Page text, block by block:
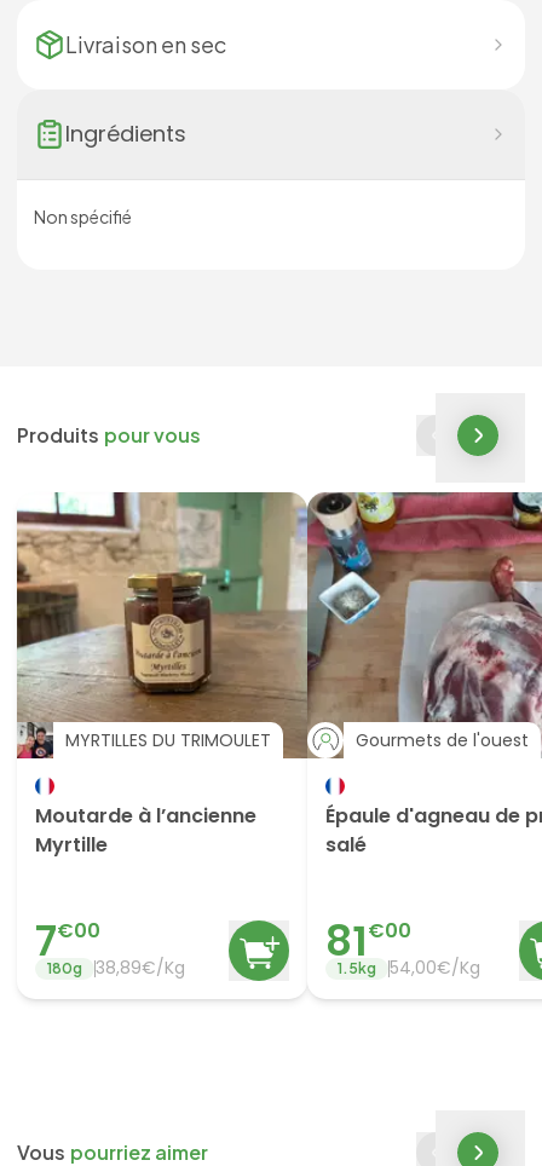
Livraison en sec
Ingrédients
Non spécifié
Produits pour vous
MYRTILLES DU TRIMOULET
Moutarde à l’ancienne
Myrtille
7€00
180g 38,89€/Kg
Gourmets de l'ouest
Épaule d'agneau de
salé
81€00
1.5kg 54,00€/Kg
Vous pourriez aimer